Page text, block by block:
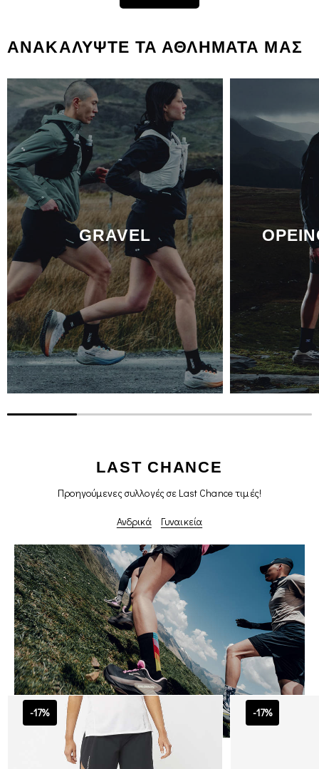
ΑΝΑΚΑΛΥΨΤΕ ΤΑ ΑΘΛΗΜΑΤΑ ΜΑΣ
GRAVEL
LAST CHANCE
Προηγούμενες συλλογές σε Last Chance τιμές!
Ανδρικά Γυναικεία
-17% -17%